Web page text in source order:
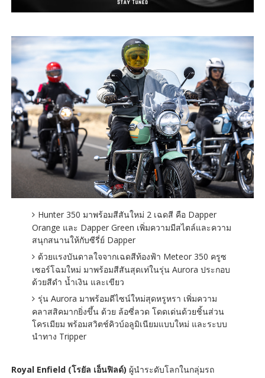
Hunter 350 มาพร้อมสีสันใหม่ 2 เฉดสี คือ Dapper
Orange และ Dapper Green เพิ่มความมีสไตล์และความ
สนุกสนานให้กับซีรี่ย์ Dapper
ด้วยแรงบันดาลใจจากเฉดสีท้องฟ้า Meteor 350 ครูซ
เซอร์โฉมใหม่ มาพร้อมสีสันสุดเท่ในรุ่น Aurora ประกอบ
ด้วยสีดำ น้ำเงิน และเขียว
รุ่น Aurora มาพร้อมดีไซน์ใหม่สุดหรูหรา เพิ่มความ
คลาสสิคมากยิ่งขึ้น ด้วย ล้อซี่ลวด โดดเด่นด้วยชิ้นส่วน
โครเมียม พร้อมสวิตช์คิวบ์อลูมิเนียมแบบใหม่ และระบบ
นำทาง Tripper
Royal Enfield (โรยัล เอ็นฟิลด์) ผู้นำระดับโลกในกลุ่มรถ